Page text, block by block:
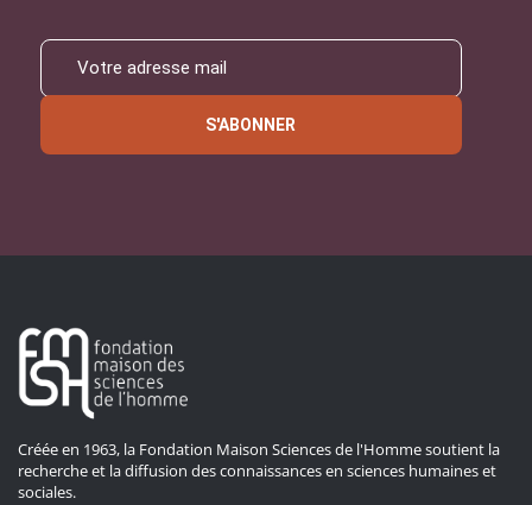
S'ABONNER
Créée en 1963, la Fondation Maison Sciences de l'Homme soutient la
recherche et la diffusion des connaissances en sciences humaines et
sociales.